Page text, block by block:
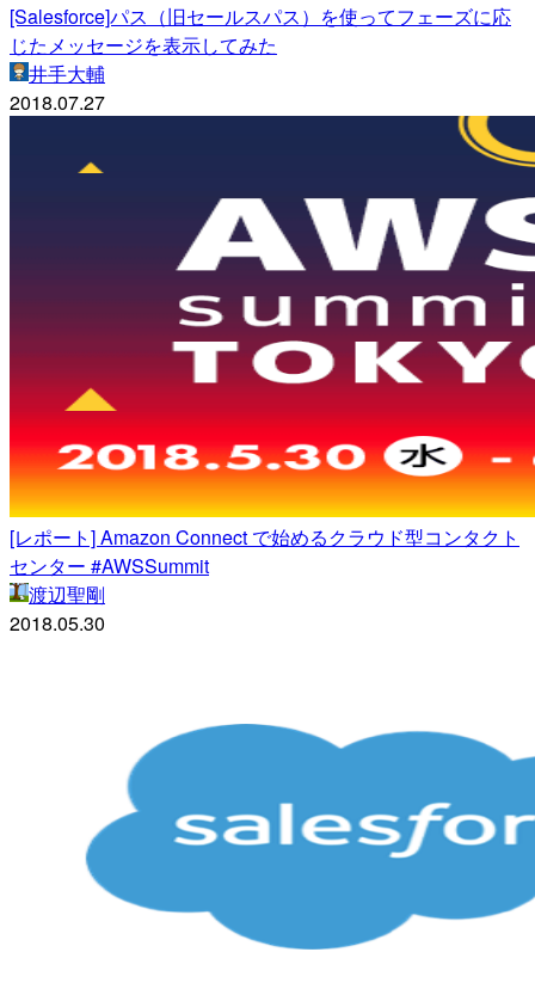
[Salesforce]パス（旧セールスパス）を使ってフェーズに応
じたメッセージを表示してみた
井手大輔
2018.07.27
[レポート] Amazon Connect で始めるクラウド型コンタクト
センター #AWSSummit
渡辺聖剛
2018.05.30